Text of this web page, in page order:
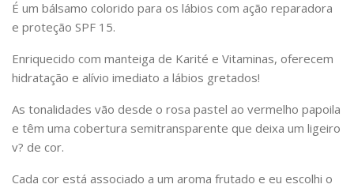
É um bálsamo colorido para os lábios com ação reparadora
e proteção SPF 15.
Enriquecido com manteiga de Karité e Vitaminas, oferecem
hidratação e alívio imediato a lábios gretados!
As tonalidades vão desde o rosa pastel ao vermelho papoila
e têm uma cobertura semitransparente que deixa um ligeiro
v? de cor.
Cada cor está associado a um aroma frutado e eu escolhi o